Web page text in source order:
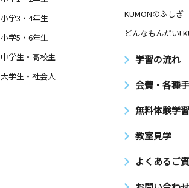
志村坂上教室
金 土
日
東京都板橋区志村２丁目８－１ Ｙビル志村坂上
金 土 日
東京都板橋区坂下２丁目２６－１９蓮根台ダイヤ
小学3・4年生
小学5・6年生
中学生・高校生
大学生・社会人
KUMONのふしぎ
どんなもんだい!
学習の流れ
会費・各種
無料体験学習
教室見学
よくあるご